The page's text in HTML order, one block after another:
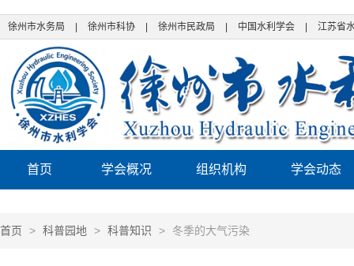
徐州市水务局 徐州市科协 徐州市民政局 中国水利学会 江苏省
首页 学会概况 组织机构 学会动态
首页 > 科普园地 > 科普知识 > 冬季的大气污染